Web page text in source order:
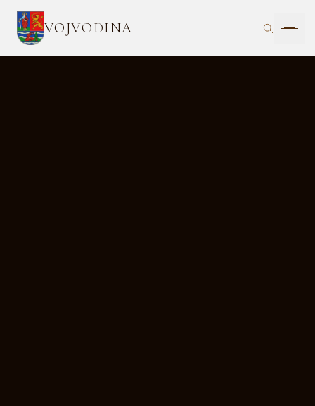
VOJVODINA